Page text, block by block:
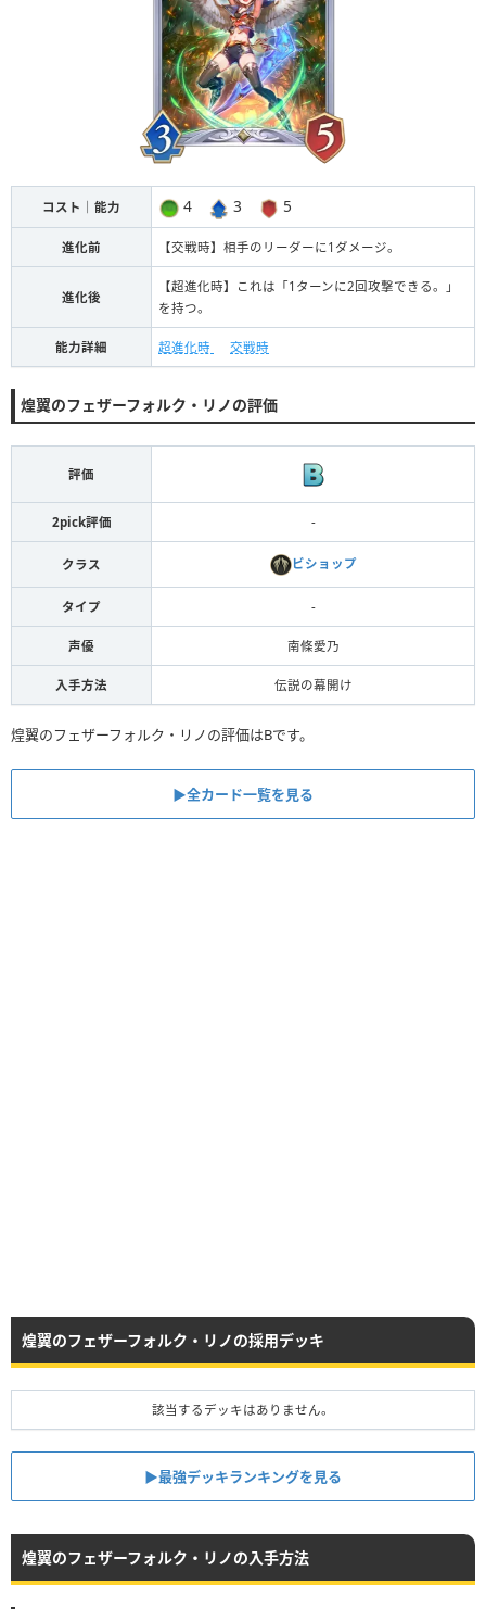
コスト｜能力 4 3 5
進化前 【交戦時】相手のリーダーに1ダメージ。
進化後
【超進化時】これは「1ターンに2回攻撃できる。」
を持つ。
能力詳細 超進化時 交戦時
煌翼のフェザーフォルク・リノの評価
評価
2pick評価 -
クラス ビショップ
タイプ -
声優 南條愛乃
入手方法 伝説の幕開け
煌翼のフェザーフォルク・リノの評価はBです。
▶︎全カード一覧を見る
煌翼のフェザーフォルク・リノの採用デッキ
該当するデッキはありません。
▶︎最強デッキランキングを見る
煌翼のフェザーフォルク・リノの入手方法